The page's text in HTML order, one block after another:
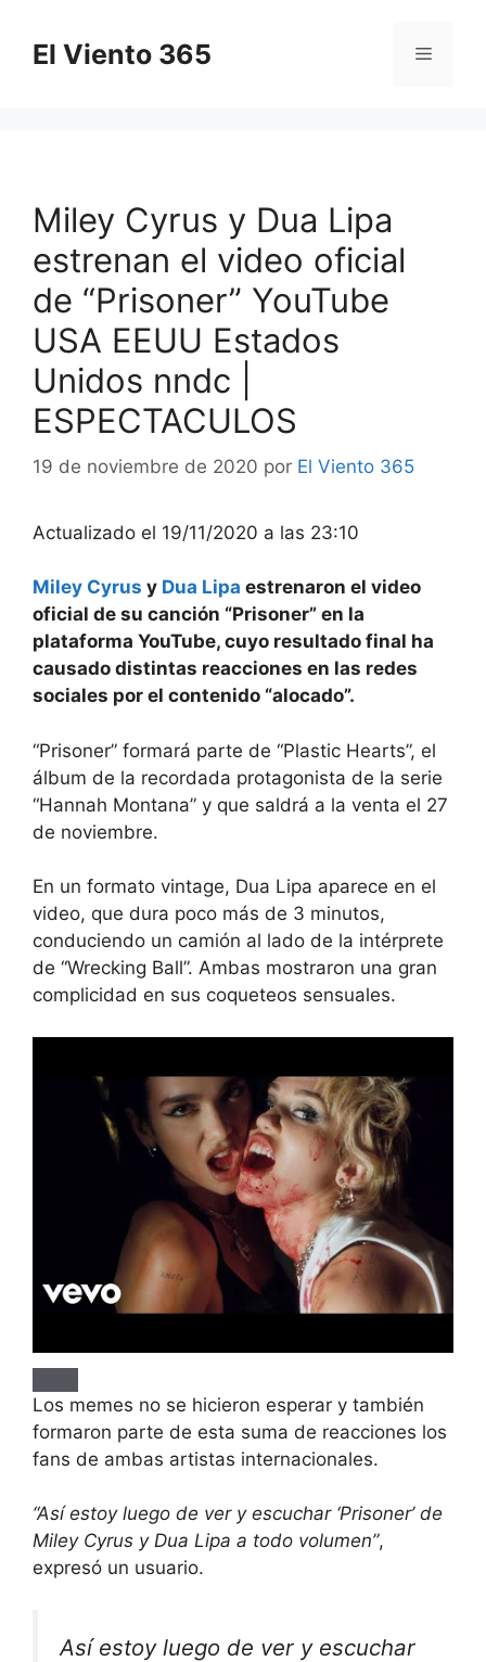
contenido
El Viento 365 Menú
Miley Cyrus y Dua Lipa
estrenan el video oficial
de “Prisoner” YouTube
USA EEUU Estados
Unidos nndc |
ESPECTACULOS
19 de noviembre de 2020 por El Viento 365
Actualizado el 19/11/2020 a las 23:10
Miley Cyrus y Dua Lipa estrenaron el video
oficial de su canción “Prisoner” en la
plataforma YouTube, cuyo resultado final ha
causado distintas reacciones en las redes
sociales por el contenido “alocado”.
“Prisoner” formará parte de “Plastic Hearts”, el
álbum de la recordada protagonista de la serie
“Hannah Montana” y que saldrá a la venta el 27
de noviembre.
En un formato vintage, Dua Lipa aparece en el
video, que dura poco más de 3 minutos,
conduciendo un camión al lado de la intérprete
de “Wrecking Ball”. Ambas mostraron una gran
complicidad en sus coqueteos sensuales.
Los memes no se hicieron esperar y también
formaron parte de esta suma de reacciones los
fans de ambas artistas internacionales.
“Así estoy luego de ver y escuchar ‘Prisoner’ de
Miley Cyrus y Dua Lipa a todo volumen”,
expresó un usuario.
Así estoy luego de ver y escuchar